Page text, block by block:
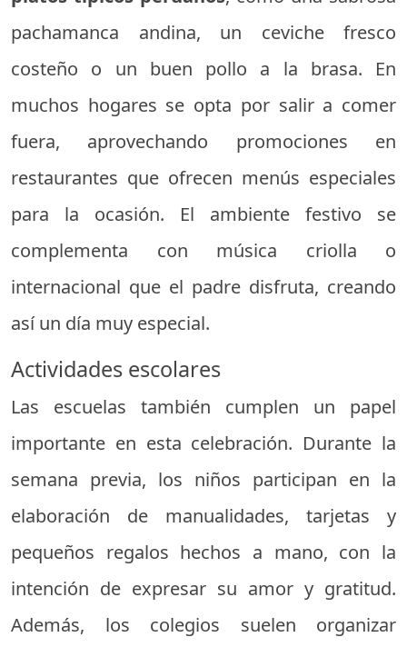
pachamanca andina, un ceviche fresco
costeño o un buen pollo a la brasa. En
muchos hogares se opta por salir a comer
fuera, aprovechando promociones en
restaurantes que ofrecen menús especiales
para la ocasión. El ambiente festivo se
complementa con música criolla o
internacional que el padre disfruta, creando
así un día muy especial.
Actividades escolares
Las escuelas también cumplen un papel
importante en esta celebración. Durante la
semana previa, los niños participan en la
elaboración de manualidades, tarjetas y
pequeños regalos hechos a mano, con la
intención de expresar su amor y gratitud.
Además, los colegios suelen organizar